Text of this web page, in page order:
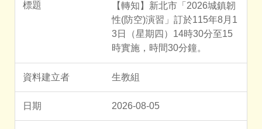
【轉知】新北市「2026城鎮韌
性(防空)演習」訂於115年8月1
3日（星期四）14時30分至15
時實施，時間30分鐘。
生教組
2026-08-05